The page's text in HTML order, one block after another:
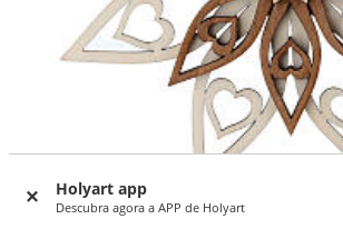
Holyart app
Descubra agora a APP de Holyart
-22%